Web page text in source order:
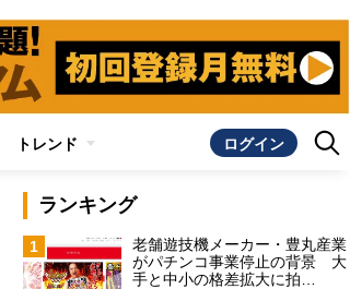
トレンド ログイン
ランキング
1
老舗遊技機メーカー・豊丸産業
がパチンコ事業停止の背景 大
手と中小の格差拡大に拍…